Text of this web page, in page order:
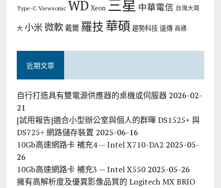
Type-C Viewsonic WD Xeon 三星 中華電信 台灣大哥
大 小米微軟 戴爾 羅技華碩 趨勢科技 遠傳 高通
近期文章
自行打造具有雙電源供應器的桌機或伺服器 2026-02-
21
[試用報告]適合小型辦公室與個人的群暉 DS1525+ 與
DS725+ 網路儲存裝置 2025-06-16
10Gb高速網路卡 補充4 — Intel X710-DA2 2025-05-
26
10Gb高速網路卡 補充3 — Intel X550 2025-05-26
擁有高解析度及優異影像品質的 Logitech MX BRIO